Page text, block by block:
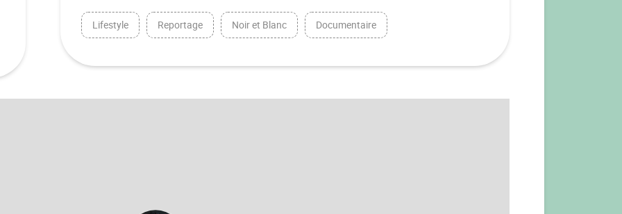
Lifestyle Reportage Noir et Blanc Documentaire